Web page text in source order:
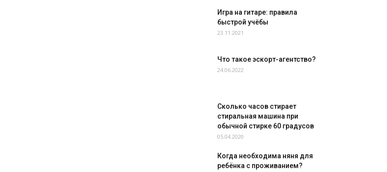
Игра на гитаре: правила
быстрой учёбы
23.11.2021
Что такое эскорт-агентство?
24.06.2022
Сколько часов стирает
стиральная машина при
обычной стирке 60 градусов
05.04.2020
Когда необходима няня для
ребёнка с проживанием?